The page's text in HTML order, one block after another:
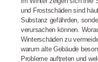
und Frostschäden sind
Substanz gefährden,
verursachen können.
Winterschäden zu
warum alte Gebäude
Probleme auftreten und